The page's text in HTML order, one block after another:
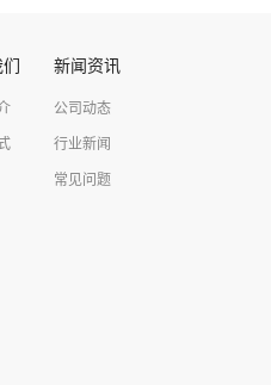
新闻资讯
公司动态
行业新闻
常见问题